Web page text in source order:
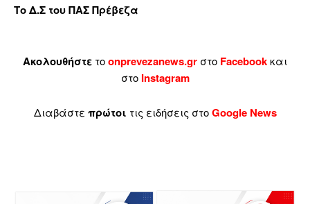
Το Δ.Σ του ΠΑΣ Πρέβεζα
Ακολουθήστε τοonprevezanews.gr στο Facebookκαι
στο Instagram
Διαβάστε πρώτοι τις ειδήσεις στοGoogle News